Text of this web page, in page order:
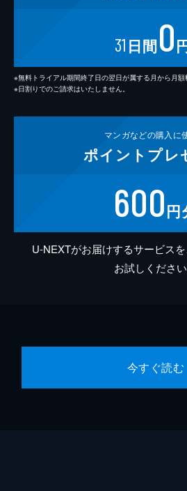
31 日間0
※無料トライアル期間終了日の翌日が属する月から月額
※日割りでのご請求はいたしません。
マンガなどの購入に
ポイント プレ
600円
U-NEXTがお届けするサービス
お試しください
今すぐ読む